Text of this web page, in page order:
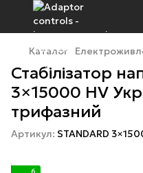
Каталог
Стабілізатор
3×15000 HV
трифазний
Артикул: STANDARD